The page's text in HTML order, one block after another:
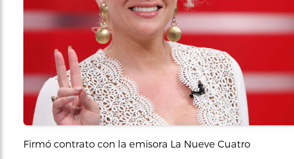
Firmó contrato con la emisora La Nueve Cuatro